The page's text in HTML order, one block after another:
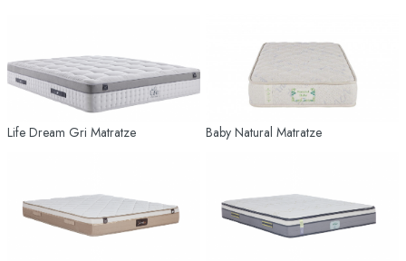
Life Dream Gri Matratze Baby Natural Matratze